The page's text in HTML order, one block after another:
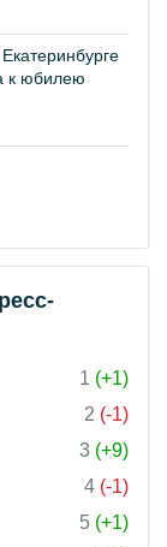
к юбилею
1 (+1)
2 (-1)
3 (+9)
4 (-1)
5 (+1)